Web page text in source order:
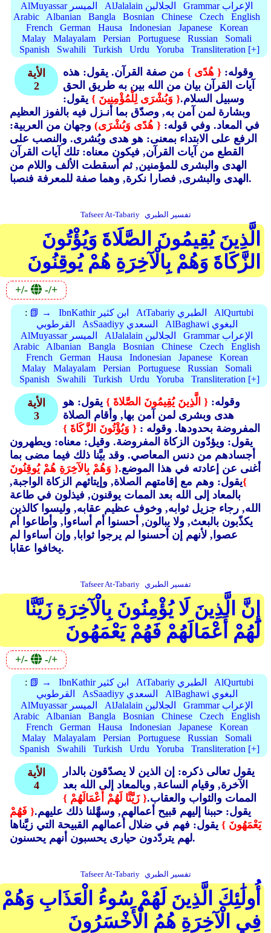
AlMuyassar الميسر
AlJalalain الجلالين
Grammar الإعراب
Arabic
Albanian Bangla Bosnian Chinese Czech
English
French
German Hausa Indonesian Japanese
Korean
Malay
Malayalam Persian Portuguese Russian
Somali
Spanish
Swahili Turkish Urdu Yoruba Transliteration [+]
الأية
2
وقوله: { هُدًى } من صفة القرآن. يقول: هذه
آيات القرآن بيان من الله بين به طريق الحق
وسبيل السلام.{ وَبُشْرَى لِلْمُؤْمِنِينَ } يقول:
وبشارة لمن آمن به, وصدّق بما أنـزل فيه بالفوز العظيم
في المعاد. وفي قوله: { هُدًى وَبُشْرَى) وجهان من العربية:
الرفع على الابتداء بمعنى: هو هدى وبُشرى. والنصب على
القطع من آيات القرآن, فيكون معناه: تلك آيات القرآن
الهدى والبشرى للمؤمنين, ثم أسقطت الألف واللام من
الهدى والبشرى, فصارا نكرة, وهما صفة للمعرفة فنصبا.
Tafseer At-Tabariy تفسير الطبري
الَّذِينَ يُقِيمُونَ الصَّلَاةَ وَيُؤْتُونَ
الزَّكَاةَ وَهُمْ بِالْآخِرَةِ هُمْ يُوقِنُونَ
+/- -/+
: 📗 → IbnKathir ابن كثير AtTabariy الطبري
AlQurtubi
القرطوبي
AsSaadiyy السعدي
AlBaghawi البغوي
AlMuyassar الميسر
AlJalalain الجلالين
Grammar الإعراب
Arabic
Albanian Bangla Bosnian Chinese Czech
English
French
German Hausa Indonesian Japanese
Korean
Malay
Malayalam Persian Portuguese Russian
Somali
Spanish
Swahili Turkish Urdu Yoruba Transliteration [+]
الأية
3
وقوله: { الَّذِينَ يُقِيمُونَ الصَّلاةَ } يقول: هو
هدى وبشرى لمن آمن بها, وأقام الصلاة
المفروضة بحدودها. وقوله : { وَيُؤْتُونَ الزَّكَاةَ }
يقول: ويؤدّون الزكاة المفروضة. وقيل: معناه: ويطهرون
أجسادهم من دنس المعاصي. وقد بيَّنا ذلك فيما مضى بما
أغنى عن إعادته في هذا الموضع.{ وَهُمْ بِالآخِرَةِ هُمْ يُوقِنُونَ
}يقول: وهم مع إقامتهم الصلاة, وإيتائهم الزكاة الواجبة,
بالمعاد إلى الله بعد الممات يوقنون, فيذلون في طاعة
الله, رجاء جزيل ثوابه, وخوف عظيم عقابه, وليسوا كالذين
يكذّبون بالبعث, ولا يبالون, أحسنوا أم أساءوا, وأطاعوا أم
عصوا, لأنهم إن أحسنوا لم يرجوا ثوابا, وإن أساءوا لم
يخافوا عقابا.
Tafseer At-Tabariy تفسير الطبري
إِنَّ الَّذِينَ لَا يُؤْمِنُونَ بِالْآخِرَةِ زَيَّنَّا
لَهُمْ أَعْمَالَهُمْ فَهُمْ يَعْمَهُونَ
+/- -/+
: 📗 → IbnKathir ابن كثير AtTabariy الطبري
AlQurtubi
القرطوبي
AsSaadiyy السعدي
AlBaghawi البغوي
AlMuyassar الميسر
AlJalalain الجلالين
Grammar الإعراب
Arabic
Albanian Bangla Bosnian Chinese Czech
English
French
German Hausa Indonesian Japanese
Korean
Malay
Malayalam Persian Portuguese Russian
Somali
Spanish
Swahili Turkish Urdu Yoruba Transliteration [+]
الأية
4
يقول تعالى ذكره: إن الذين لا يصدّقون بالدار
الآخرة, وقيام الساعة, وبالمعاد إلى الله بعد
الممات والثواب والعقاب.{ زَيَّنَّا لَهُمْ أَعْمَالَهُمْ }
يقول: حببنا إليهم قبيح أعمالهم, وسهَّلنا ذلك عليهم.{ فَهُمْ
يَعْمَهُونَ } يقول: فهم في ضلال أعمالهم القبيحة التي زيَّناها
لهم يتردّدون حيارى يحسبون أنهم يحسنون.
Tafseer At-Tabariy تفسير الطبري
أُولَٰئِكَ الَّذِينَ لَهُمْ سُوءُ الْعَذَابِ وَهُمْ
فِي الْآخِرَةِ هُمُ الْأَخْسَرُونَ